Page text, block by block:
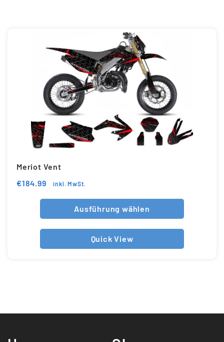
Meriot Vent
€184.99 inkl. MwSt.
Ausführung wählen
Quick View